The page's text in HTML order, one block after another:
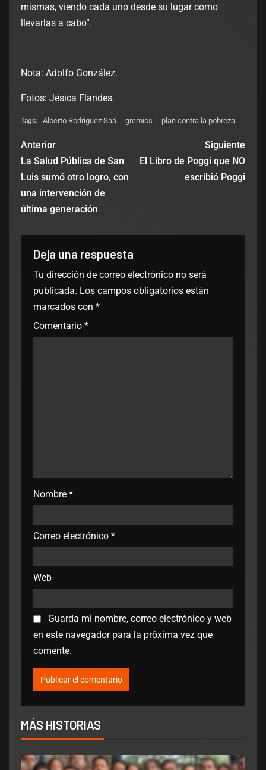
mismas, viendo cada uno desde su lugar como
llevarlas a cabo”.
Nota: Adolfo González.
Fotos: Jésica Flandes.
Tags: Alberto Rodríguez Saá gremios plan contra la pobreza
Anterior
La Salud Pública de San
Luis sumó otro logro, con
una intervención de
última generación
Siguiente
El Libro de Poggi que NO
escribió Poggi
Deja una respuesta
Tu dirección de correo electrónico no será
publicada. Los campos obligatorios están
marcados con *
Comentario *
Nombre *
Correo electrónico *
Web
Guarda mi nombre, correo electrónico y web
en este navegador para la próxima vez que
comente.
MÁS HISTORIAS